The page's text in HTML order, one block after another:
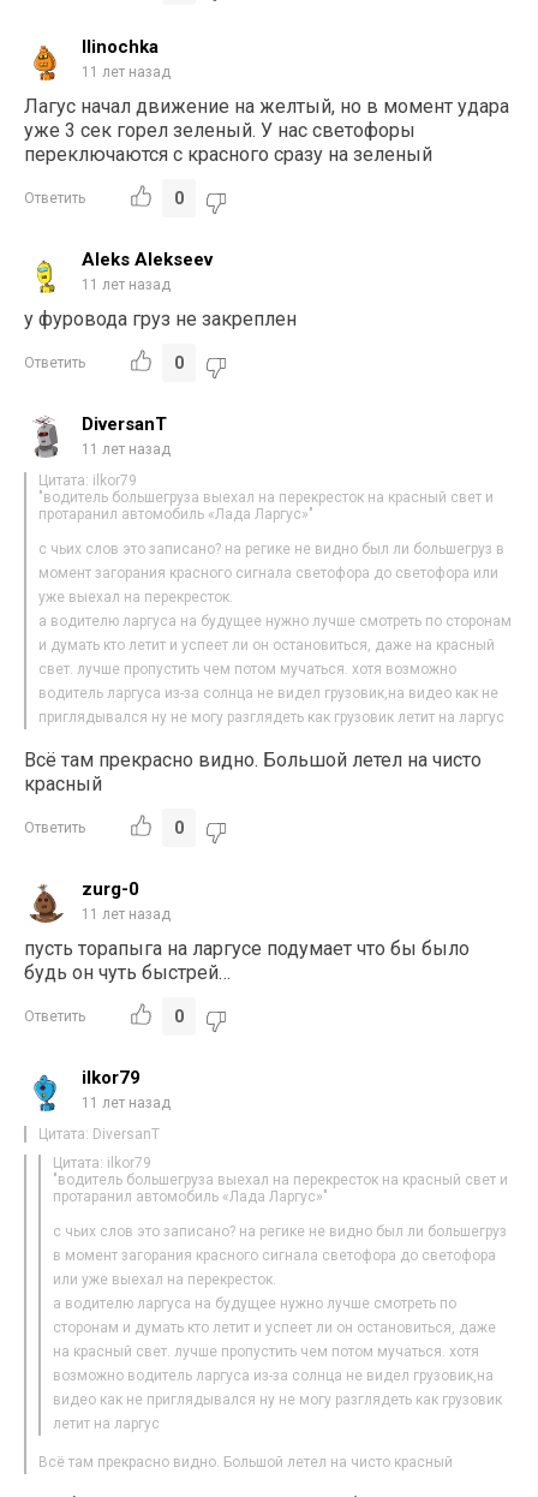
Ilinochka
11 лет назад
Лагус начал движение на желтый, но в момент удара
уже 3 сек горел зеленый. У нас светофоры
переключаются с красного сразу на зеленый
Ответить 0
Aleks Alekseev
11 лет назад
у фуровода груз не закреплен
Ответить 0
DiversanT
11 лет назад
Цитата: ilkor79
"водитель большегруза выехал на перекресток на красный свет и
протаранил автомобиль «Лада Ларгус»"
с чьих слов это записано? на регике не видно был ли большегруз в
момент загорания красного сигнала светофора до светофора или
уже выехал на перекресток.
а водителю ларгуса на будущее нужно лучше смотреть по сторонам
и думать кто летит и успеет ли он остановиться, даже на красный
свет. лучше пропустить чем потом мучаться. хотя возможно
водитель ларгуса из-за солнца не видел грузовик,на видео как не
приглядывался ну не могу разглядеть как грузовик летит на ларгус
Всё там прекрасно видно. Большой летел на чисто
красный
Ответить 0
zurg-0
11 лет назад
пусть торапыга на ларгусе подумает что бы было
будь он чуть быстрей…
Ответить 0
ilkor79
11 лет назад
Цитата: DiversanT
Цитата: ilkor79
"водитель большегруза выехал на перекресток на красный свет и
протаранил автомобиль «Лада Ларгус»"
с чьих слов это записано? на регике не видно был ли большегруз
в момент загорания красного сигнала светофора до светофора
или уже выехал на перекресток.
а водителю ларгуса на будущее нужно лучше смотреть по
сторонам и думать кто летит и успеет ли он остановиться, даже
на красный свет. лучше пропустить чем потом мучаться. хотя
возможно водитель ларгуса из-за солнца не видел грузовик,на
видео как не приглядывался ну не могу разглядеть как грузовик
летит на ларгус
Всё там прекрасно видно. Большой летел на чисто красный